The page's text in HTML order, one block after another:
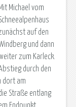
Michael vom
auf den
und dann
zum Karleck.
durch den
dort am
Straße entlang